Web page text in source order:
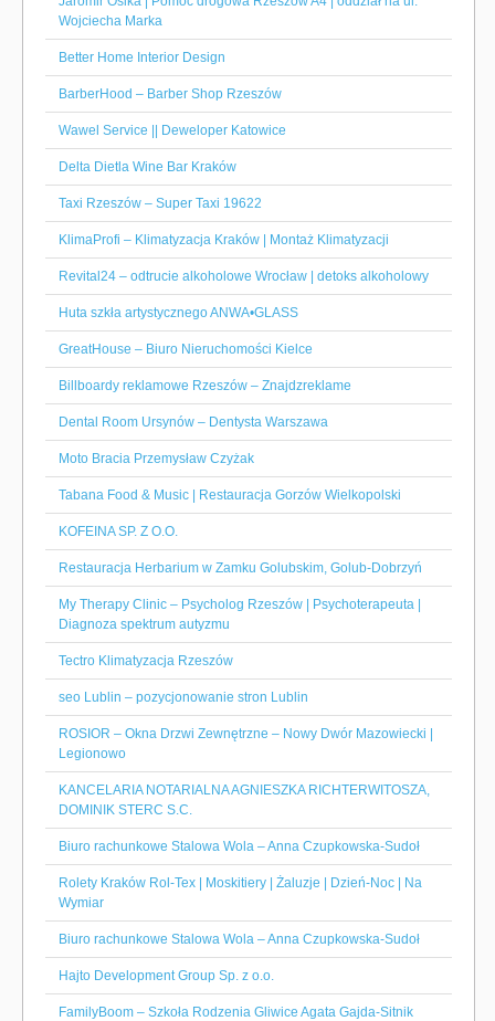
Wojciecha Marka
Better Home Interior Design
BarberHood – Barber Shop Rzeszów
Wawel Service || Deweloper Katowice
Delta Dietla Wine Bar Kraków
Taxi Rzeszów – Super Taxi 19622
KlimaProfi – Klimatyzacja Kraków | Montaż Klimatyzacji
Revital24 – odtrucie alkoholowe Wrocław | detoks alkoholowy
Huta szkła artystycznego ANWA•GLASS
GreatHouse – Biuro Nieruchomości Kielce
Billboardy reklamowe Rzeszów – Znajdzreklame
Dental Room Ursynów – Dentysta Warszawa
Moto Bracia Przemysław Czyżak
Tabana Food & Music | Restauracja Gorzów Wielkopolski
KOFEINA SP. Z O.O.
Restauracja Herbarium w Zamku Golubskim, Golub-Dobrzyń
My Therapy Clinic – Psycholog Rzeszów | Psychoterapeuta |
Diagnoza spektrum autyzmu
Tectro Klimatyzacja Rzeszów
seo Lublin – pozycjonowanie stron Lublin
ROSIOR – Okna Drzwi Zewnętrzne – Nowy Dwór Mazowiecki |
Legionowo
KANCELARIA NOTARIALNA AGNIESZKA RICHTERWITOSZA,
DOMINIK STERC S.C.
Biuro rachunkowe Stalowa Wola – Anna Czupkowska-Sudoł
Rolety Kraków Rol-Tex | Moskitiery | Żaluzje | Dzień-Noc | Na
Wymiar
Biuro rachunkowe Stalowa Wola – Anna Czupkowska-Sudoł
Hajto Development Group Sp. z o.o.
FamilyBoom – Szkoła Rodzenia Gliwice Agata Gajda-Sitnik